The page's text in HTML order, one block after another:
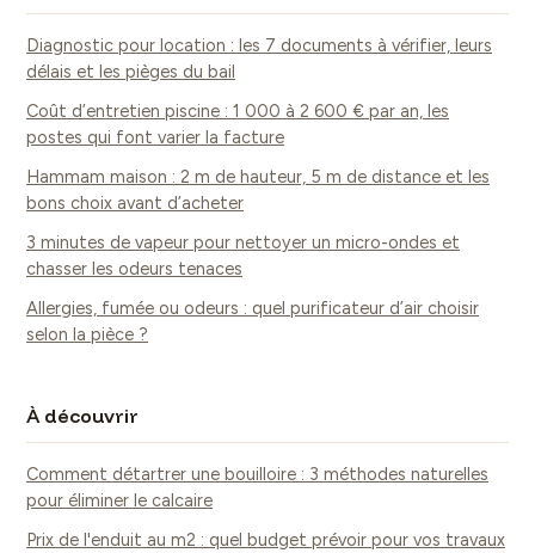
Diagnostic pour location : les 7 documents à vérifier, leurs
délais et les pièges du bail
Coût d’entretien piscine : 1 000 à 2 600 € par an, les
postes qui font varier la facture
Hammam maison : 2 m de hauteur, 5 m de distance et les
bons choix avant d’acheter
3 minutes de vapeur pour nettoyer un micro-ondes et
chasser les odeurs tenaces
Allergies, fumée ou odeurs : quel purificateur d’air choisir
selon la pièce ?
À découvrir
Comment détartrer une bouilloire : 3 méthodes naturelles
pour éliminer le calcaire
Prix de l'enduit au m2 : quel budget prévoir pour vos travaux